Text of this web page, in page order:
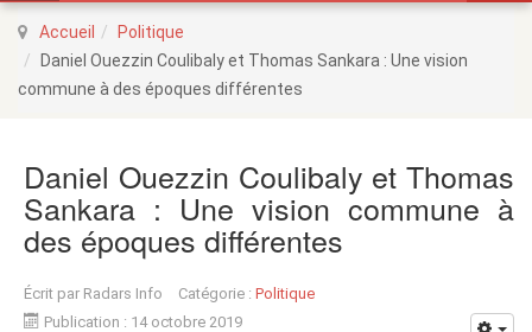
Accueil
Politique
Daniel Ouezzin Coulibaly et Thomas Sankara : Une vision
commune à des époques différentes
Daniel Ouezzin Coulibaly et Thomas
Sankara : Une vision commune à
des époques différentes
Écrit par Radars Info Catégorie : Politique
Publication : 14 octobre 2019